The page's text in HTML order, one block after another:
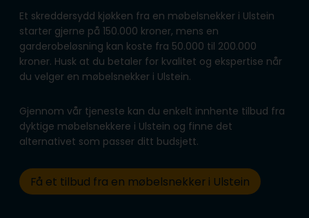
Et skreddersydd kjøkken fra en møbelsnekker i Ulstein
starter gjerne på 150.000 kroner, mens en
garderobeløsning kan koste fra 50.000 til 200.000
kroner. Husk at du betaler for kvalitet og ekspertise når
du velger en møbelsnekker i Ulstein.
Gjennom vår tjeneste kan du enkelt innhente tilbud fra
dyktige møbelsnekkere i Ulstein og finne det
alternativet som passer ditt budsjett.
Få et tilbud fra en møbelsnekker i Ulstein